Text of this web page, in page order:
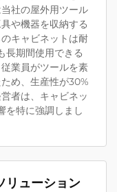
社の屋外用ツール
や機器を収納する
キャビネットは耐
長期間使用できる
業員がツールを素
め、生産性が30%
者は、キャビネッ
を特に強調しまし
リューション